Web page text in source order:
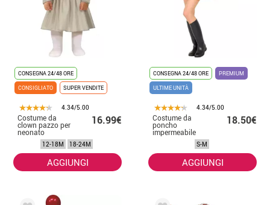
CONSEGNA 24/48 ORE
CONSIGLIATO
SUPER VENDITE
4.34/5.00
Costume da
clown pazzo per
neonato
16.99€
12-18M 18-24M
AGGIUNGI
CONSEGNA 24/48 ORE
PREMIUM
ULTIME UNITÀ
4.34/5.00
Costume da
poncho
impermeabile
giallo per adulto
18.50€
S-M
AGGIUNGI